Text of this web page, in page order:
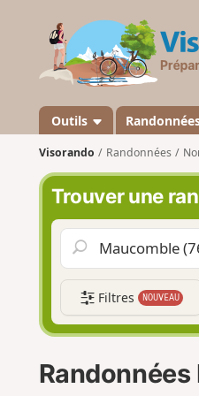
Outils
Visorando Randonnées
Trouver une
Filtres NOUVEAU